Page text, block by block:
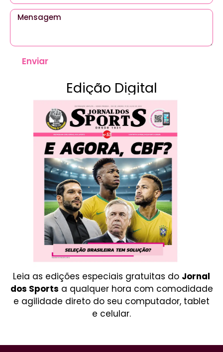
Enviar
Edição Digital
Leia as edições especiais gratuitas do Jornal
dos Sports a qualquer hora com comodidade
e agilidade direto do seu computador, tablet
e celular.